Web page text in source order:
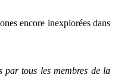
encore inexplorées dans
par tous les membres de la